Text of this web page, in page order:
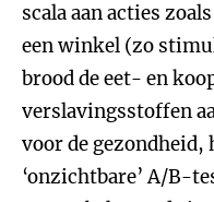
scala aan acties
een winkel (zo
brood de eet- en
verslavingsstoffen
voor de gezondheid,
‘onzichtbare’ A/B-